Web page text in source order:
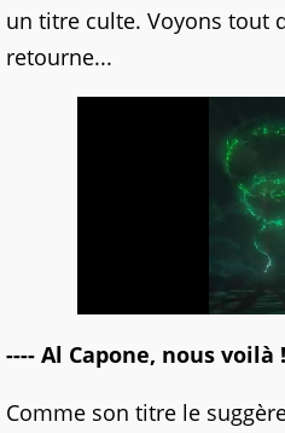
un titre culte. Voyons tout
retourne...
---- Al Capone, nous voilà
Comme son titre le